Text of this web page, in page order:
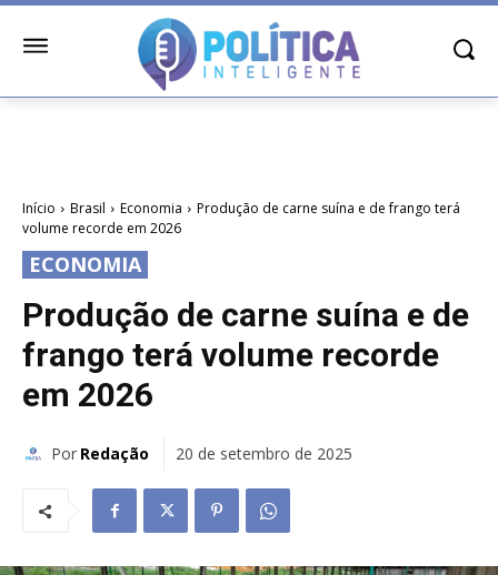
Início Brasil Economia
Produção de carne suína e de frango terá
volume recorde em 2026
ECONOMIA
Produção de carne suína e de
frango terá volume recorde
em 2026
Por Redação 20 de setembro de 2025